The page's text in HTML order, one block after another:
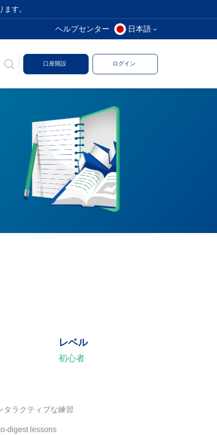
す。
ヘルプセンター 日本語
口座開設 ログイン
レベル
初心者
タラクティブな練習
digest lessons